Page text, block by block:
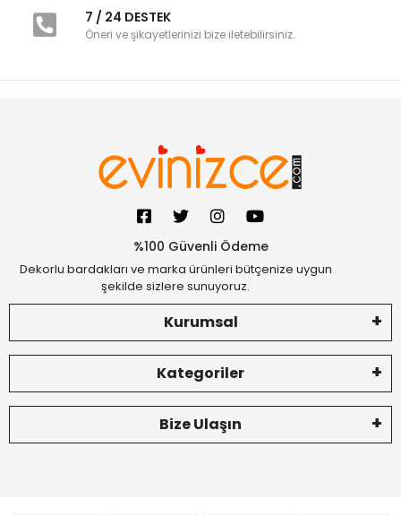
7 / 24 DESTEK
Öneri ve şikayetlerinizi bize iletebilirsiniz.
%100 Güvenli Ödeme
Dekorlu bardakları ve marka ürünleri bütçenize uygun
şekilde sizlere sunuyoruz.
Kurumsal
Kategoriler
Bize Ulaşın